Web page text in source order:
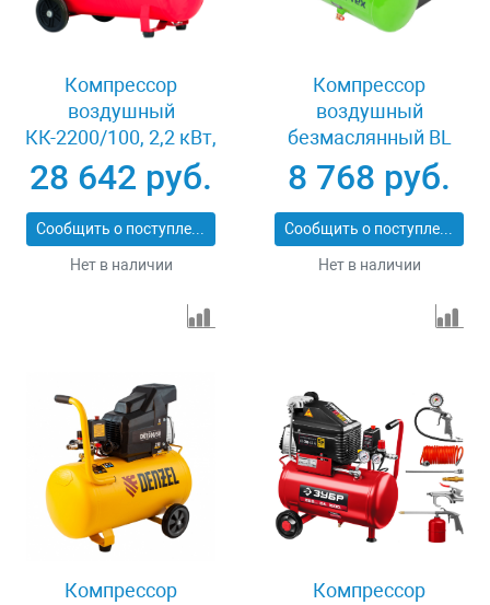
Компрессор
воздушный
КК-2200/100, 2,2 кВт,
350 л/мин, 100 л,
прямой привод,
масляный MTX 58033
28 642 руб.
Сообщить о поступлении
Нет в наличии
Компрессор
воздушный
безмаслянный BL
1100/6 1100Вт,
ресивер 6 литров,
180 л/мин Сибртех
58059
8 768 руб.
Сообщить о поступлении
Нет в наличии
Компрессор
Компрессор